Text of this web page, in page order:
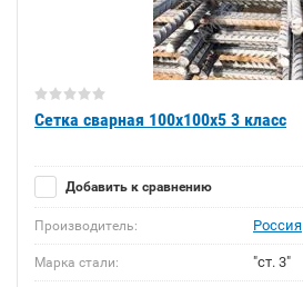
Сетка сварная 100х100х5 3 класс
Добавить к сравнению
Производитель: Россия
Марка стали: "ст. 3"